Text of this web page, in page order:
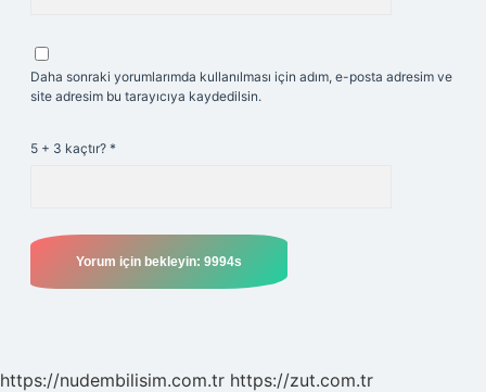
Daha sonraki yorumlarımda kullanılması için adım, e-posta adresim ve
site adresim bu tarayıcıya kaydedilsin.
5 + 3 kaçtır? *
https://nudembilisim.com.tr https://zut.com.tr